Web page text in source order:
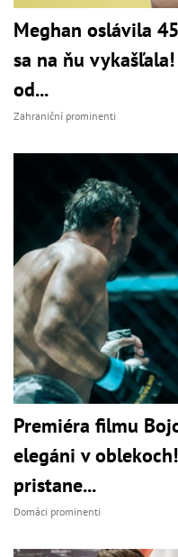
Meghan oslávila
sa na ňu
od...
Zahraniční prominenti
Premiéra filmu
elegáni v
pristane...
Domáci prominenti